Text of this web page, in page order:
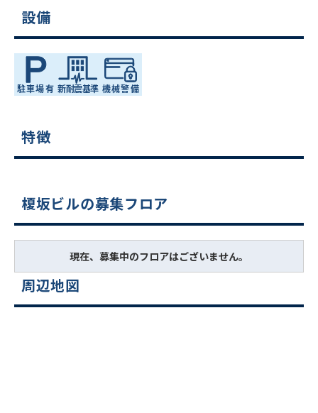
設備
特徴
榎坂ビルの募集フロア
現在、募集中のフロアはございません。
周辺地図